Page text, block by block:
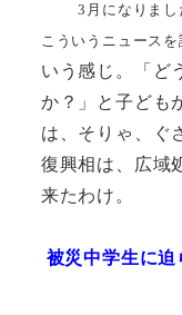
3月になりまし
こういうニュースを
いう感じ。「ど
か？」と子ども
は、そりゃ、ぐ
復興相は、広域
来たわけ。
被災中学生に